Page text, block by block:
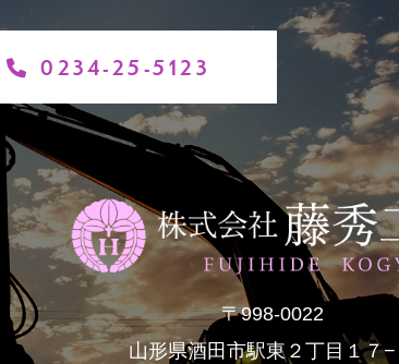
0234-25-5123
〒998-0022
山形県酒田市駅東２丁目１７−